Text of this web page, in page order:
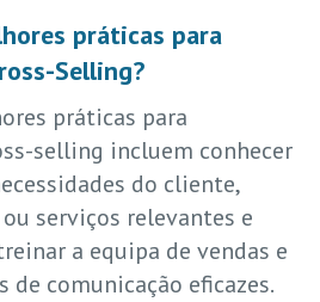
práticas para
Selling?
práticas para
selling incluem conhecer
do cliente,
serviços relevantes e
a equipa de vendas e
comunicação eficazes.